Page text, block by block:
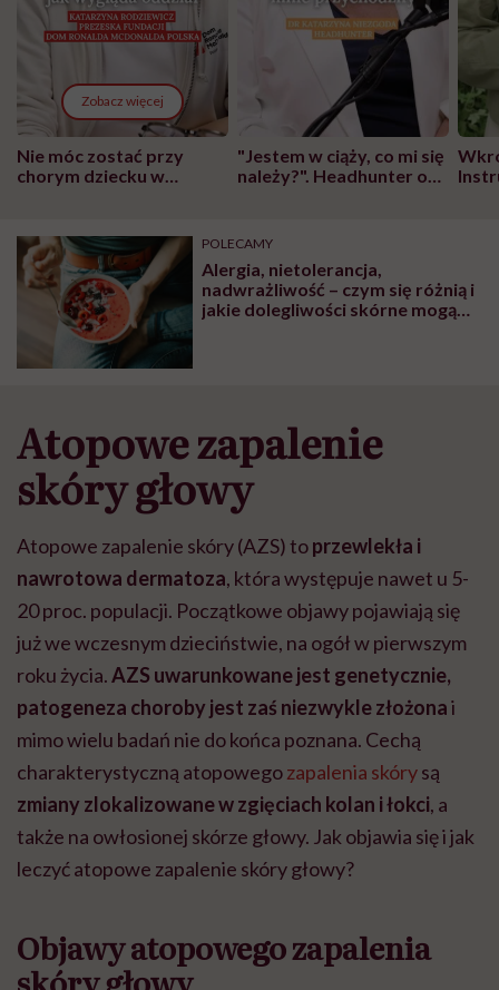
Zobacz więcej
Nie móc zostać przy
chorym dziecku w
może chyba tylko
głupota i brak
wyobraźni"
"Jestem w ciąży, co mi się
należy?". Headhunter o
pracy
POLECAMY
Alergia, nietolerancja,
nadwrażliwość – czym się różnią i
jakie dolegliwości skórne mogą
Atopowe zapalenie
skóry głowy
Atopowe zapalenie skóry (AZS) toprzewlekła i
nawrotowa dermatoza, która występuje nawet u 5-
20 proc. populacji. Początkowe objawy pojawiają się
już we wczesnym dzieciństwie, na ogół w pierwszym
roku życia.AZS uwarunkowane jest genetycznie,
patogeneza choroby jest zaś niezwykle złożonai
mimo wielu badań nie do końca poznana. Cechą
charakterystyczną atopowegozapalenia skórysą
zmiany zlokalizowane w zgięciach kolan i łokci, a
także na owłosionej skórze głowy. Jak objawia się i jak
leczyć atopowe zapalenie skóry głowy?
Objawy atopowego zapalenia